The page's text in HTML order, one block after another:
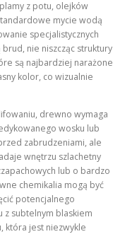
z potu, olejków
mycie wodą
specjalistycznych
nie niszcząc struktury
są najbardziej narażone
kolor, co wizualnie
drewno wymaga
wosku lub
zabrudzeniami, ale
wnętrzu szlachetny
lub o bardzo
chemikalia mogą być
potencjalnego
z subtelnym blaskiem
która jest niezwykle